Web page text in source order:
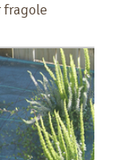
fragole